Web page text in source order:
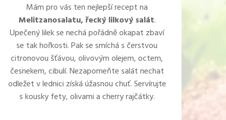
Mám pro vás ten nejlepší recept na
Melitzanosalatu, řecký lilkový salát.
Upečený lilek se nechá pořádně okapat zbaví
se tak hořkosti. Pak se smíchá s čerstvou
citronovou šťávou, olivovým olejem, octem,
česnekem, cibulí. Nezapomeňte salát nechat
odležet v lednici získá úžasnou chuť. Servírujte
s kousky fety, olivami a cherry rajčátky.